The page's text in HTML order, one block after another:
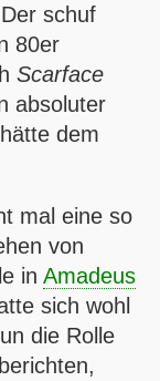
schuf
80er
Scarface
absoluter
dem
mal eine so
von
in Amadeus
sich wohl
die Rolle